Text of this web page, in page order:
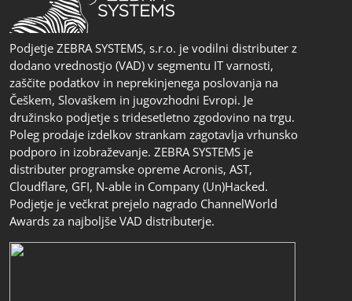
Podjetje ZEBRA SYSTEMS, s.r.o. je vodilni distributer z
dodano vrednostjo (VAD) v segmentu IT varnosti,
zaščite podatkov in neprekinjenega poslovanja na
Češkem, Slovaškem in jugovzhodni Evropi. Je
družinsko podjetje s tridesetletno zgodovino na trgu.
Poleg prodaje izdelkov strankam zagotavlja vrhunsko
podporo in izobraževanje. ZEBRA SYSTEMS je
distributer programske opreme Acronis, AST,
Cloudflare, GFI, N-able in Company (Un)Hacked.
Podjetje je večkrat prejelo nagrado ChannelWorld
Awards za najboljše VAD distributerje.